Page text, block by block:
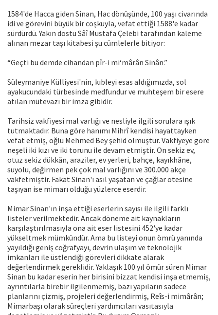
1584'de Hacca giden Sinan, Hac dönüşünde, 100 yaşı civarında
idi ve görevini büyük bir coşkuyla, vefat ettiği 1588'e kadar
sürdürdü. Yakın dostu Sâî Mustafa Çelebi tarafından kaleme
alınan mezar taşı kitabesi şu cümlelerle bitiyor:
“Geçti bu demde cihandan pîr-i mi‘mârân Sinân.”
Süleymaniye Külliyesi'nin, kıbleyi esas aldığımızda, sol
ayakucundaki türbesinde medfundur ve muhteşem bir esere
atılan mütevazı bir imza gibidir.
Tarihsiz vakfiyesi mal varlığı ve nesliyle ilgili sorulara ışık
tutmaktadır. Buna göre hanımı Mihrî kendisi hayattayken
vefat etmiş, oğlu Mehmed Bey şehid olmuştur. Vakfiyeye göre
neşeli iki kızı ve iki torunu ile devam etmiştir. On sekiz ev,
otuz sekiz dükkân, araziler, ev yerleri, bahçe, kayıkhâne,
suyolu, değirmen pek çok mal varlığını ve 300.000 akçe
vakfetmiştir. Fakat Sinan'ı asıl yaşatan ve çağlar ötesine
taşıyan ise mimarı olduğu yüzlerce eserdir.
Mimar Sinan'ın inşa ettiği eserlerin sayısı ile ilgili farklı
listeler verilmektedir. Ancak döneme ait kaynakların
karşılaştırılmasıyla ona ait eser listesini 452'ye kadar
yükseltmek mümkündür. Ama bu listeyi onun ömrü yanında
yayıldığı geniş coğrafyayı, devrin ulaşım ve teknolojik
imkanları ile üstlendiği görevleri dikkate alarak
değerlendirmek gereklidir. Yaklaşık 100 yıl ömür süren Mimar
Sinan bu kadar eserin her birisini bizzat kendisi inşa etmemiş,
ayrıntılarla birebir ilgilenmemiş, bazı yapıların sadece
planlarını çizmiş, projeleri değerlendirmiş, Reîs-i mimârân;
Mimarbaşı olarak süreçleri yardımcıları vasıtasıyla